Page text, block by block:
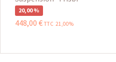
20,00 %
448,00 € TTC 21,00%